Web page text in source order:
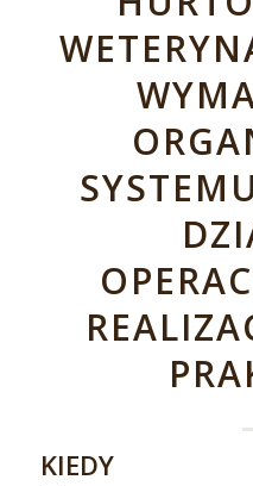
KIEDY